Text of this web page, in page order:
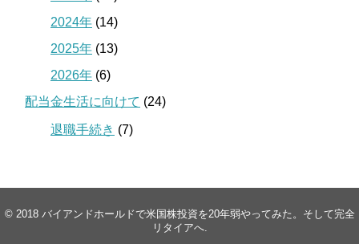
2024年 (14)
2025年 (13)
2026年 (6)
配当金生活に向けて (24)
退職手続き (7)
© 2018 バイアンドホールドで米国株投資を20年弱やってみた。そして完全
リタイアへ.